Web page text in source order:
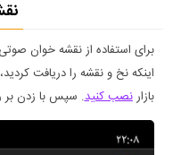
برای استفاده از نقشه خوان
اینکه نخ و نقشه را دریافت
بازارنصب کنید. سپس با زدن بر